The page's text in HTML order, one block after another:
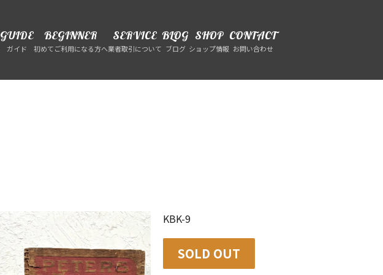
GUIDE
ガイド
BEGINNER
初めてご利用になる方へ
SERVICE
業者取引について
BLOG
ブログ
SHOP
ショップ情報
CONTACT
お問い合わせ
KBK-9
SOLD OUT